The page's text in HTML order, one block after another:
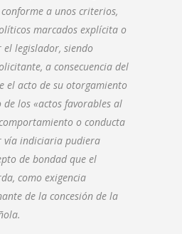
a unos criterios,
marcados explícita o
legislador, siendo
a consecuencia del
el acto de su otorgamiento
los «actos favorables al
o conducta
vía indiciaria pudiera
de bondad que el
como exigencia
de la concesión de la